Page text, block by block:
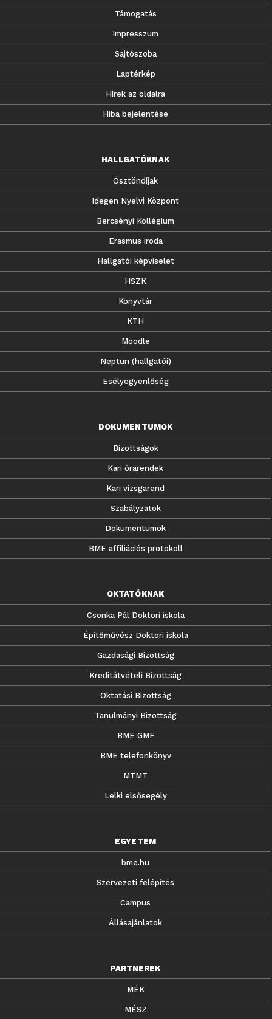
Támogatás
Impresszum
Sajtószoba
Laptérkép
Hírek az oldalra
Hiba bejelentése
HALLGATÓKNAK
Ösztöndíjak
Idegen Nyelvi Központ
Bercsényi Kollégium
Erasmus iroda
Hallgatói képviselet
HSZK
Könyvtár
KTH
Moodle
Neptun (hallgatói)
Esélyegyenlőség
DOKUMENTUMOK
Bizottságok
Kari órarendek
Kari vizsgarend
Szabályzatok
Dokumentumok
BME affiliációs protokoll
OKTATÓKNAK
Csonka Pál Doktori iskola
Építőművész Doktori iskola
Gazdasági Bizottság
Kreditátvételi Bizottság
Oktatási Bizottság
Tanulmányi Bizottság
BME GMF
BME telefonkönyv
MTMT
Lelki elsősegély
EGYETEM
bme.hu
Szervezeti felépítés
Campus
Állásajánlatok
PARTNEREK
MÉK
MÉSZ